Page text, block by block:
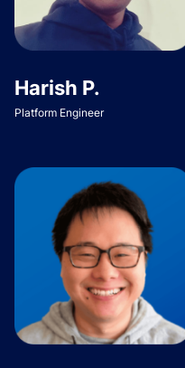
Harish P.
Platform Engineer